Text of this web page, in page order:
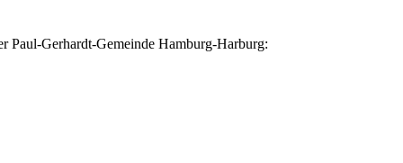
Paul-Gerhardt-Gemeinde Hamburg-Harburg: